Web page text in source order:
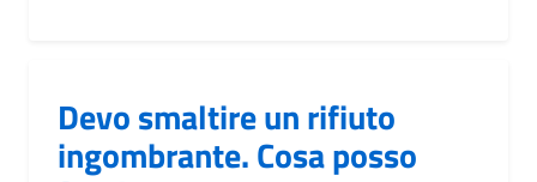
Devo smaltire un rifiuto
ingombrante. Cosa posso